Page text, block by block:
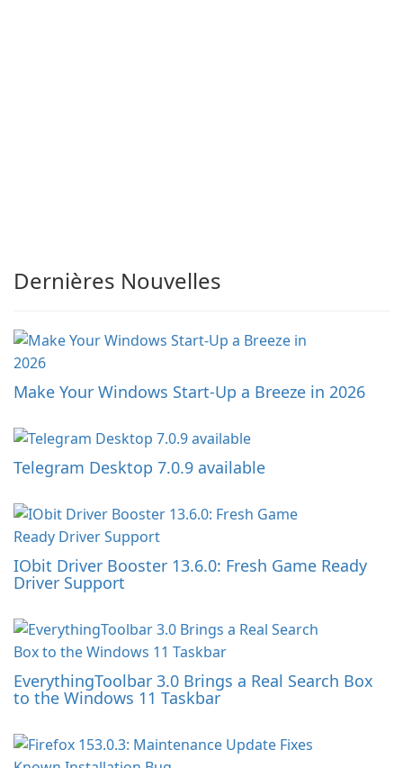
Dernières Nouvelles
Make Your Windows Start-Up a Breeze in 2026
Telegram Desktop 7.0.9 available
IObit Driver Booster 13.6.0: Fresh Game Ready
Driver Support
EverythingToolbar 3.0 Brings a Real Search Box
to the Windows 11 Taskbar